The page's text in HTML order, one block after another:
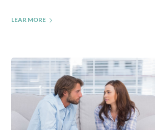
LEAR MORE